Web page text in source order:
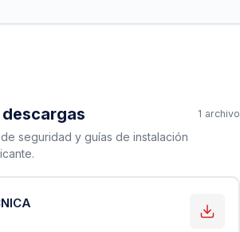
1 archivo
seguridad y guías de instalación